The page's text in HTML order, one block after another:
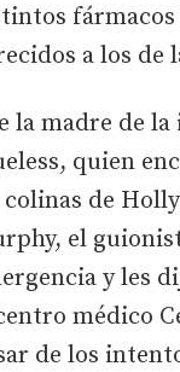
a los de
la madre de
quien
colinas de
el
y les
médico
de los